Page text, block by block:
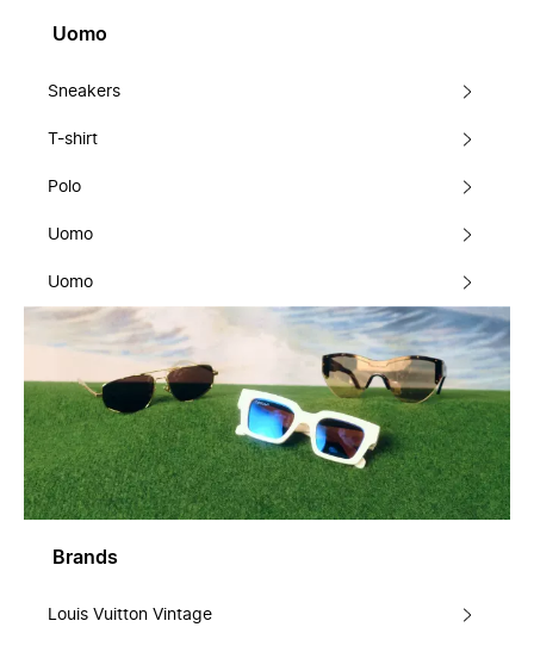
Uomo
Sneakers
T-shirt
Polo
Uomo
Uomo
Brands
Louis Vuitton Vintage